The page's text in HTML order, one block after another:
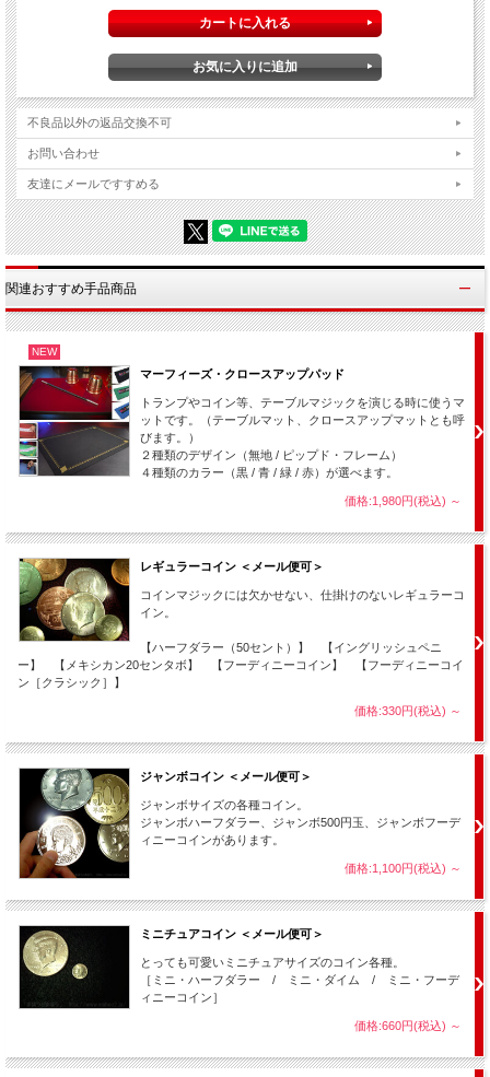
アメリカのコインが２枚。
１０セント銀貨（ダイム） １セント銅貨（ペニー）
あなたは指先に魔法のおまじないをかけ、コインの上に乗せます。
そのまま相手に手を握ってもらいます。
不良品以外の返品交換不可
お問い合わせ
友達にメールですすめる
関連おすすめ手品商品
NEW
マーフィーズ・クロースアップパッド
トランプやコイン等、テーブルマジックを演じる時に使うマ
ットです。（テーブルマット、クロースアップマットとも呼
びます。）
２種類のデザイン（無地 / ピップド・フレーム）
４種類のカラー（黒 / 青 / 緑 / 赤）が選べます。
価格:1,980円(税込) ～
レギュラーコイン ＜メール便可＞
コインマジックには欠かせない、仕掛けのないレギュラーコ
イン。
【ハーフダラー（50セント）】 【イングリッシュペニ
ー】 【メキシカン20センタボ】 【フーディニーコイン】 【フーディニーコイ
ン［クラシック］】
価格:330円(税込) ～
ジャンボコイン ＜メール便可＞
ジャンボサイズの各種コイン。
ジャンボハーフダラー、ジャンボ500円玉、ジャンボフーデ
ィニーコインがあります。
価格:1,100円(税込) ～
ミニチュアコイン ＜メール便可＞
とっても可愛いミニチュアサイズのコイン各種。
［ミニ・ハーフダラー / ミニ・ダイム / ミニ・フーデ
ィニーコイン］
価格:660円(税込) ～